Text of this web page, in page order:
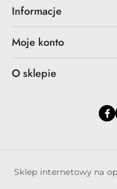
Informacje
Moje konto
O sklepie
Sklep internetowy na